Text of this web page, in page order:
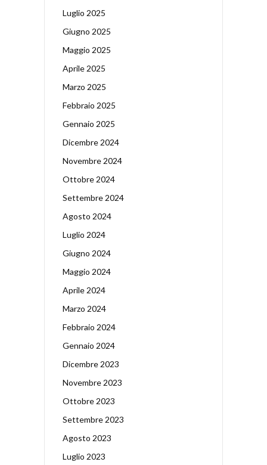
Luglio 2025
Giugno 2025
Maggio 2025
Aprile 2025
Marzo 2025
Febbraio 2025
Gennaio 2025
Dicembre 2024
Novembre 2024
Ottobre 2024
Settembre 2024
Agosto 2024
Luglio 2024
Giugno 2024
Maggio 2024
Aprile 2024
Marzo 2024
Febbraio 2024
Gennaio 2024
Dicembre 2023
Novembre 2023
Ottobre 2023
Settembre 2023
Agosto 2023
Luglio 2023